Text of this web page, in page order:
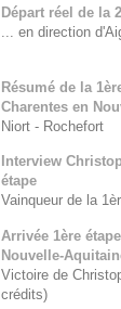
Départ réel de la
... en direction
Résumé de la
Charentes en
Niort - Rochefort
Interview
étape
Vainqueur de la
Arrivée 1ère
Nouvelle-
Victoire de
crédits)